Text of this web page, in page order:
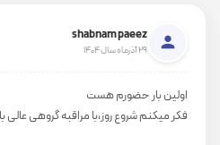
shabnam paeez
29 آذرماه سال 1404
اولین بار حضورم هست
فکر میکنم شروع روز،با مراقبه گروهی عالی